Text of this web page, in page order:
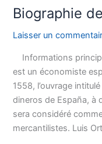
Von
Mises
Biographie
Laisser un
Informations
est un économiste
1558, l’ouvrage
dineros de España, à
sera considéré
mercantilistes. Luis